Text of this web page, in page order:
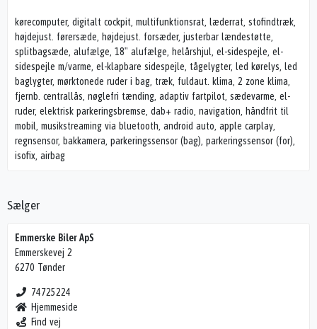
Sælger
Emmerske Biler ApS
Emmerskevej 2
6270 Tønder
74725224
Hjemmeside
Find vej
kørecomputer, digitalt cockpit, multifunktionsrat, læderrat, stofindtræk,
højdejust. førersæde, højdejust. forsæder, justerbar lændestøtte,
splitbagsæde, alufælge, 18" alufælge, helårshjul, el-sidespejle, el-
sidespejle m/varme, el-klapbare sidespejle, tågelygter, led kørelys, led
baglygter, mørktonede ruder i bag, træk, fuldaut. klima, 2 zone klima,
fjernb. centrallås, nøglefri tænding, adaptiv fartpilot, sædevarme, el-
ruder, elektrisk parkeringsbremse, dab+ radio, navigation, håndfrit til
mobil, musikstreaming via bluetooth, android auto, apple carplay,
regnsensor, bakkamera, parkeringssensor (bag), parkeringssensor (for),
isofix, airbag